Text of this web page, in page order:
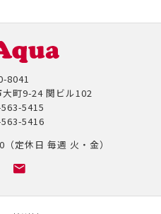
8041
町9-24 関ビル102
5415
5416
定休日 毎週 火・金）